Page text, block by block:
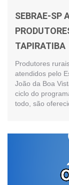
SEBRAE-SP
TAPIRATIBA
Produtores
atendidos pelo
João da Boa
ciclo do
todo, são